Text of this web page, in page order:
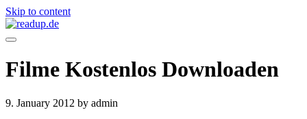
Skip to content
Filme Kostenlos Downloaden
9. January 2012 by admin